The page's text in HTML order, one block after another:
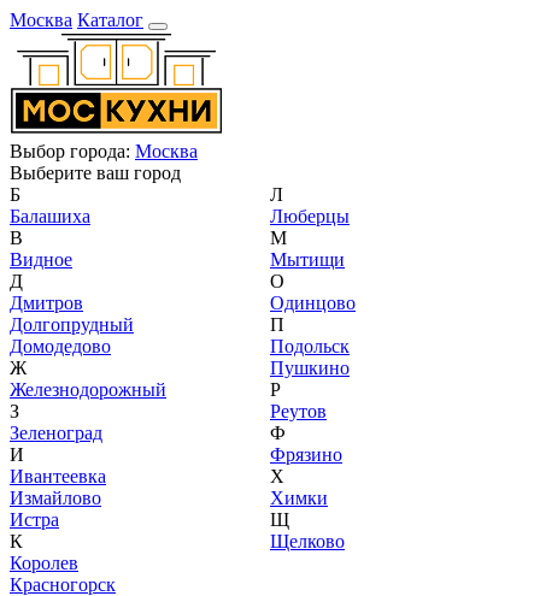
Москва Каталог
Выбор города: Москва
Выберите ваш город
Б
Балашиха
В
Видное
Д
Дмитров
Долгопрудный
Домодедово
Ж
Железнодорожный
З
Зеленоград
И
Ивантеевка
Измайлово
Истра
К
Королев
Красногорск
Л
Люберцы
М
Мытищи
О
Одинцово
П
Подольск
Пушкино
Р
Реутов
Ф
Фрязино
Х
Химки
Щ
Щелково